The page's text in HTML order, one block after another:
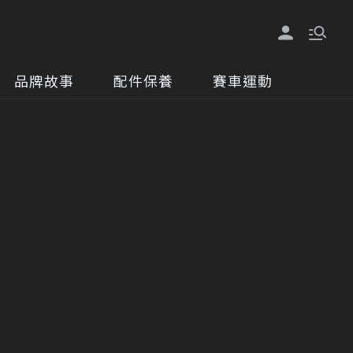
品牌故事 配件保養 賽車運動